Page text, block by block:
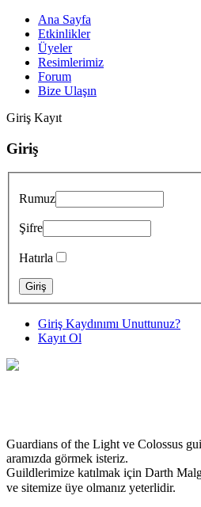
Ana Sayfa
Etkinlikler
Üyeler
Resimlerimiz
Forum
Bize Ulaşın
Giriş Kayıt
Giriş
Rumuz
Şifre
Hatırla
Giriş Kaydınımı Unuttunuz?
Kayıt Ol
Guardians of the Light ve Colossus
aramızda görmek isteriz.
Guildlerimize katılmak için Darth
ve sitemize üye olmanız yeterlidir.